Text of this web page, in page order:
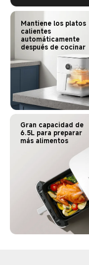
Mantiene los platos
calientes
automáticamente
después de cocinar
Gran capacidad de
6.5L para preparar
más alimentos